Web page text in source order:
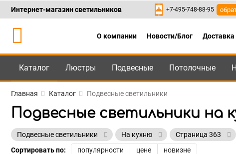
Каталог +7-495-748-88-95 ,
Интернет-магазин светильников +7-495-748-88-95
О компании Новости/Блог Доставка
Каталог Люстры Подвесные Потолочные
Главная Каталог Подвесные светильники
Подвесные светильники на
Подвесные светильники На кухню
Страница 363
Сортировать по:
популярности цене новизне